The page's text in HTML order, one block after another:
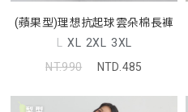
(蘋果型)理想抗起球雲朵棉長褲
L XL 2XL 3XL
NT.990
NTD.485